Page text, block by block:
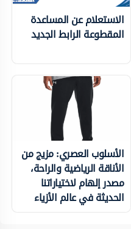
الاستعلام عن المساعدة
المقطوعة الرابط الجديد
الأسلوب العصري: مزيج من
الأناقة الرياضية والراحة،
مصدر إلهام لاختياراتنا
الحديثة في عالم الأزياء